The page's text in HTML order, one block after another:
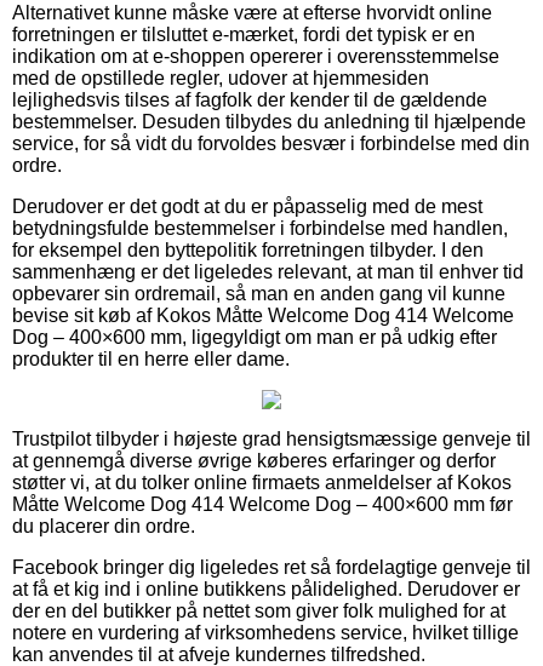
Alternativet kunne måske være at efterse hvorvidt online
forretningen er tilsluttet e-mærket, fordi det typisk er en
indikation om at e-shoppen opererer i overensstemmelse
med de opstillede regler, udover at hjemmesiden
lejlighedsvis tilses af fagfolk der kender til de gældende
bestemmelser. Desuden tilbydes du anledning til hjælpende
service, for så vidt du forvoldes besvær i forbindelse med din
ordre.
Derudover er det godt at du er påpasselig med de mest
betydningsfulde bestemmelser i forbindelse med handlen,
for eksempel den byttepolitik forretningen tilbyder. I den
sammenhæng er det ligeledes relevant, at man til enhver tid
opbevarer sin ordremail, så man en anden gang vil kunne
bevise sit køb af Kokos Måtte Welcome Dog 414 Welcome
Dog – 400×600 mm, ligegyldigt om man er på udkig efter
produkter til en herre eller dame.
Trustpilot tilbyder i højeste grad hensigtsmæssige genveje til
at gennemgå diverse øvrige køberes erfaringer og derfor
støtter vi, at du tolker online firmaets anmeldelser af Kokos
Måtte Welcome Dog 414 Welcome Dog – 400×600 mm før
du placerer din ordre.
Facebook bringer dig ligeledes ret så fordelagtige genveje til
at få et kig ind i online butikkens pålidelighed. Derudover er
der en del butikker på nettet som giver folk mulighed for at
notere en vurdering af virksomhedens service, hvilket tillige
kan anvendes til at afveje kundernes tilfredshed.